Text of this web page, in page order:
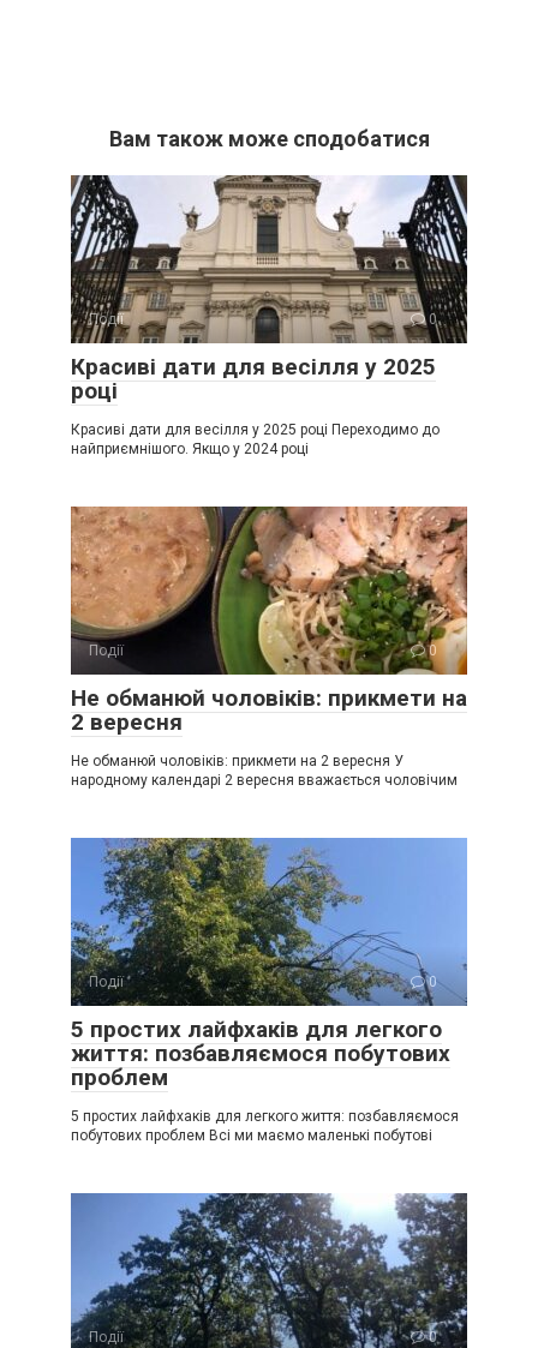
Вам також може сподобатися
Події 0
Красиві дати для весілля у 2025
році
Красиві дати для весілля у 2025 році Переходимо до
найприємнішого. Якщо у 2024 році
Події 0
Не обманюй чоловіків: прикмети на
2 вересня
Не обманюй чоловіків: прикмети на 2 вересня У
народному календарі 2 вересня вважається чоловічим
Події 0
5 простих лайфхаків для легкого
життя: позбавляємося побутових
проблем
5 простих лайфхаків для легкого життя: позбавляємося
побутових проблем Всі ми маємо маленькі побутові
Події 0